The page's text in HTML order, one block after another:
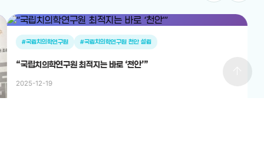
의학연구원 #국립치의학연구원 천안 설립
의학연구원 최적지는 바로 ‘천안’”
19